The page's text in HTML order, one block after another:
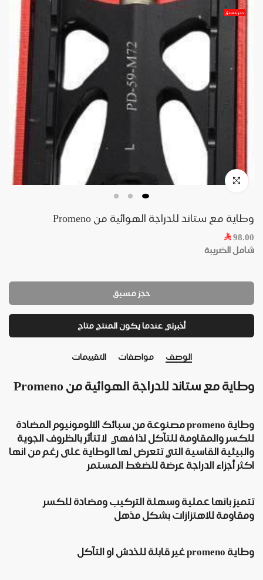
حجز مسبق
وطاية مع ستاند للدراجة الهوائية من Promeno
98.00
شامل الضريبة
حجز مسبق
أخبرني عندما يكون المنتج متاح
الوصف مواصفات التقييمات
وطاية مع ستاند للدراجة الهوائية من Promeno
وطاية promeno مصنوعة من سبائك الالومونيوم المضادة
للكسر والمقاومة للتآكل لذا فهي لا تتأثر بالظروف الجوية
والبيئية القاسية التي تتعرض لها الوطاية على رغم من انها
اكثر أجزاء الدراجة عرضة للضغط المستمر
تتميز بانها عملية وسهلة التركيب ومضادة للكسر
ومقاومة للاهتزازات بشكل مذهل
وطاية promeno غير قابلة للخدش او التآكل